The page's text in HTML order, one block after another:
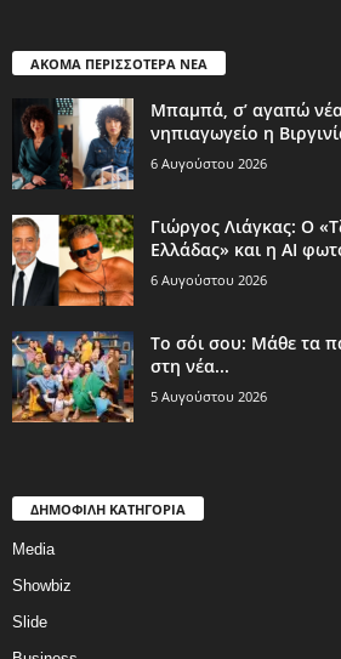
ΑΚΟΜΑ ΠΕΡΙΣΣΟΤΕΡΑ ΝΕΑ
Μπαμπά, σ’ αγαπώ νέα
νηπιαγωγείο η
6 Αυγούστου 2026
Γιώργος Λιάγκας: Ο
Ελλάδας» και η AI
6 Αυγούστου 2026
Το σόι σου: Μάθε τα
στη νέα...
5 Αυγούστου 2026
ΔΗΜΟΦΙΛΗ ΚΑΤΗΓΟΡΙΑ
Media
Showbiz
Slide